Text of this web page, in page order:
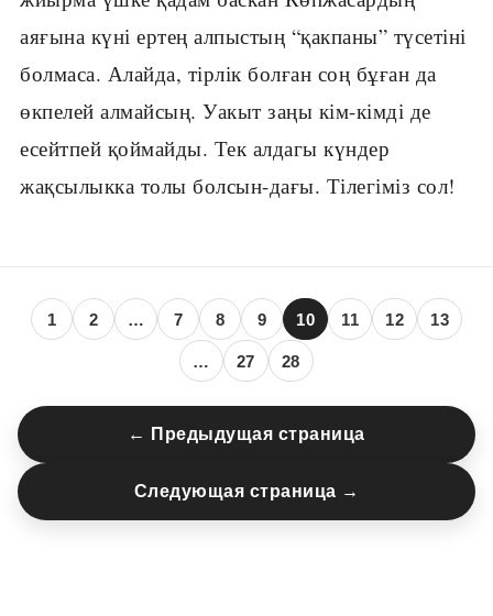
аяғына күні ертең алпыстың “қакпаны” түсетіні
болмаса. Алайда, тірлік болған соң бұған да
өкпелей алмайсың. Уакыт заңы кім-кімді де
есейтпей қоймайды. Тек алдагы күндер
жақсылыкка толы болсын-дағы. Тілегіміз сол!
1 2 … 7 8 9 10 11 12 13
… 27 28
← Предыдущая страница
Следующая страница →